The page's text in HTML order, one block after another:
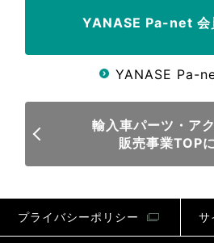
YANASE Pa-net 会
YANASE Pa-
輸入車パーツ・ア
販売事業TOP
プライバシーポリシー サ